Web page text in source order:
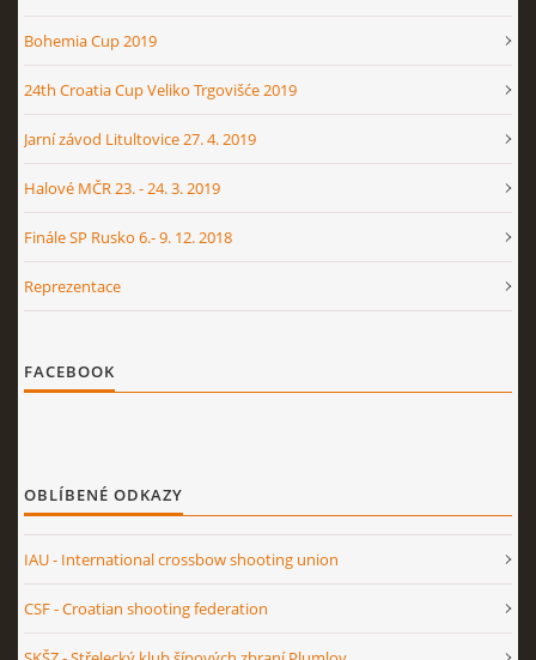
Bohemia Cup 2019
24th Croatia Cup Veliko Trgovišće 2019
Jarní závod Litultovice 27. 4. 2019
Halové MČR 23. - 24. 3. 2019
Finále SP Rusko 6.- 9. 12. 2018
Reprezentace
FACEBOOK
OBLÍBENÉ ODKAZY
IAU - International crossbow shooting union
CSF - Croatian shooting federation